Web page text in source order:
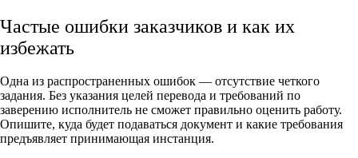
Частые ошибки заказчиков и как их
избежать
Одна из распространенных ошибок — отсутствие четкого
задания. Без указания целей перевода и требований по
заверению исполнитель не сможет правильно оценить работу.
Опишите, куда будет подаваться документ и какие требования
предъявляет принимающая инстанция.